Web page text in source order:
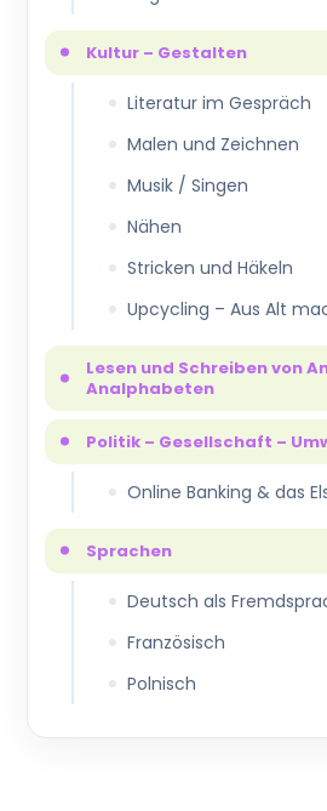
Kultur – Gestalten
Literatur im Gespräch
Malen und Zeichnen
Musik / Singen
Nähen
Stricken und Häkeln
Upcycling – Aus Alt
Lesen und Schreiben von
Analphabeten
Politik – Gesellschaft –
Online Banking & das
Sprachen
Deutsch als
Französisch
Polnisch